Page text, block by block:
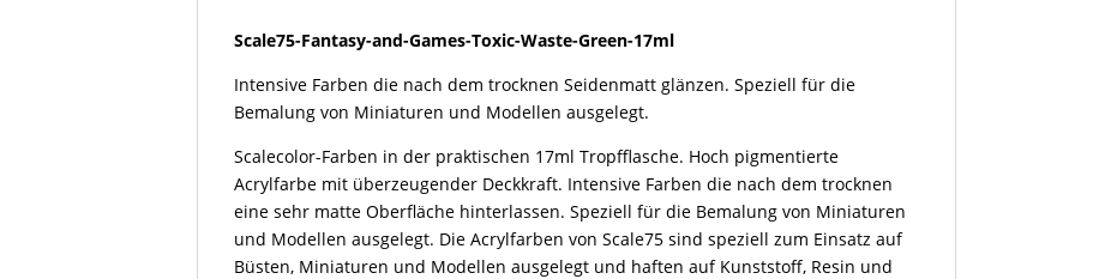
Green-
17ml
Menge
Scale75-Fantasy-and-Games-Toxic-Waste-Green-17ml
Intensive Farben die nach dem trocknen Seidenmatt glänzen. Speziell für die
Bemalung von Miniaturen und Modellen ausgelegt.
Scalecolor-Farben in der praktischen 17ml Tropfflasche. Hoch pigmentierte
Acrylfarbe mit überzeugender Deckkraft. Intensive Farben die nach dem trocknen
eine sehr matte Oberfläche hinterlassen. Speziell für die Bemalung von Miniaturen
und Modellen ausgelegt. Die Acrylfarben von Scale75 sind speziell zum Einsatz auf
Büsten, Miniaturen und Modellen ausgelegt und haften auf Kunststoff, Resin und